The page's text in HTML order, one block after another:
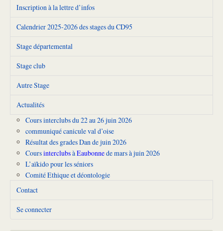
Inscription à la lettre d’infos
Calendrier 2025-2026 des stages du CD95
Stage départemental
Stage club
Autre Stage
Actualités
Cours interclubs du 22 au 26 juin 2026
communiqué canicule val d’oise
Résultat des grades Dan de juin 2026
CoursinterclubsàEaubonnede mars à juin 2026
L’aïkido pour les séniors
Comité Ethique et déontologie
Contact
Se connecter